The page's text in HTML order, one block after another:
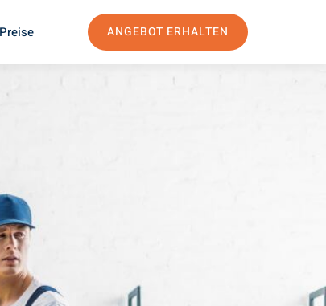
ANGEBOT ERHALTEN